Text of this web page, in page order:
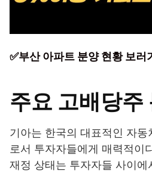
✅부산 아파트 분양 현황 보러
주요 고배당주
기아는 한국의 대표적인 자
로서 투자자들에게 매력적이
재정 상태는 투자자들 사이에